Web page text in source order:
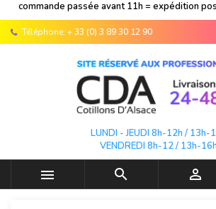
commande passée avant 11h = expédition
Téléphone: + 33 (0) 3 89 30 12 90
LUNDI - JEUDI 8h-12h / 13h-
VENDREDI 8h-12 / 13h-16h
  